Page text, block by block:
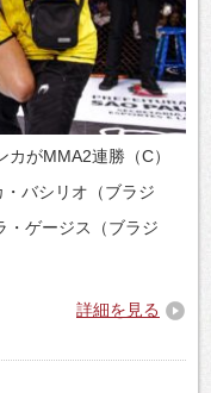
カがMMA2連勝（C）
バシリオ（ブラジ
・ゲージス（ブラジ
詳細を見る